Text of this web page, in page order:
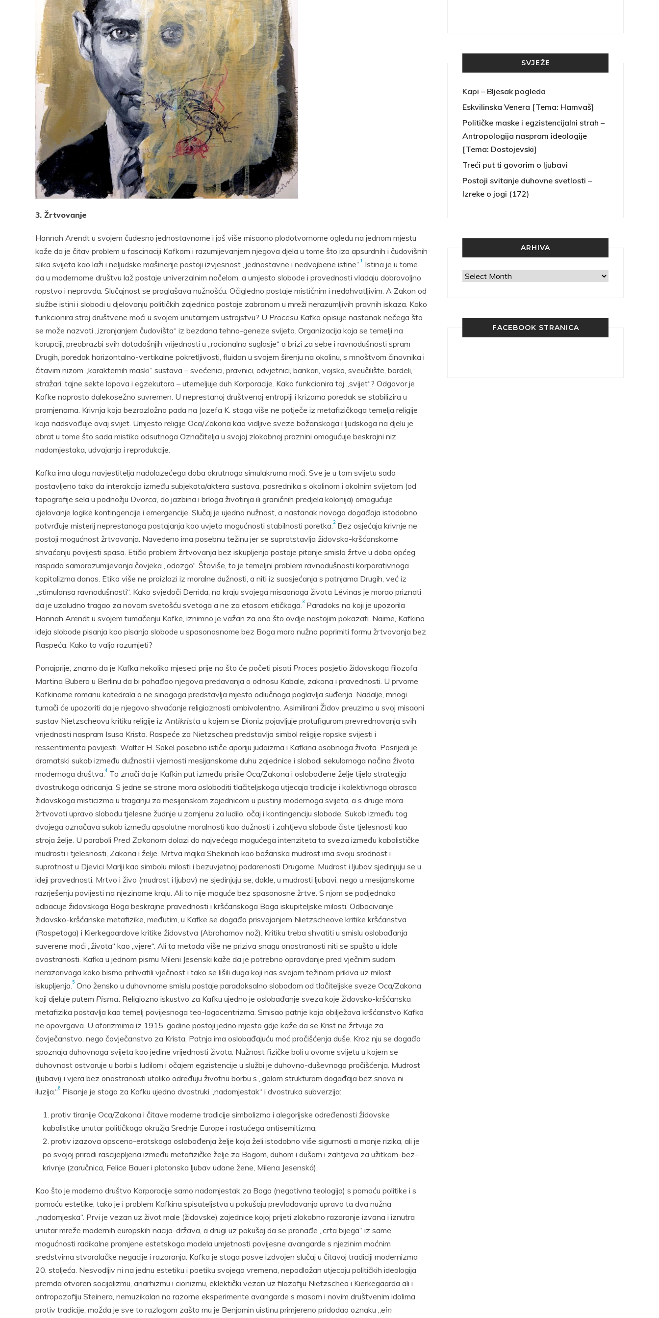
3. Žrtvovanje
Hannah Arendt u svojem čudesno jednostavnome i još više misaono plodotvornome ogledu na jednom mjestu
kaže da je čitav problem u fascinaciji Kafkom i razumijevanjem njegova djela u tome što iza apsurdnih i čudovišnih
slika svijeta kao laži i neljudske mašinerije postoji izvjesnost „jednostavne i nedvojbene istine“.1
Istina je u tome
da u modernome društvu laž postaje univerzalnim načelom, a umjesto slobode i pravednosti vladaju dobrovoljno
ropstvo i nepravda. Slučajnost se proglašava nužnošću. Očigledno postaje mističnim i nedohvatljivim. A Zakon od
službe istini i slobodi u djelovanju političkih zajednica postaje zabranom u mreži nerazumljivih pravnih iskaza. Kako
funkcionira stroj društvene moći u svojem unutarnjem ustrojstvu? U Procesu Kafka opisuje nastanak nečega što
se može nazvati „izranjanjem čudovišta“ iz bezdana tehno-geneze svijeta. Organizacija koja se temelji na
korupciji, preobrazbi svih dotadašnjih vrijednosti u „racionalno suglasje“ o brizi za sebe i ravnodušnosti spram
Drugih, poredak horizontalno-vertikalne pokretljivosti, fluidan u svojem širenju na okolinu, s mnoštvom činovnika i
čitavim nizom „karakternih maski“ sustava – svećenici, pravnici, odvjetnici, bankari, vojska, sveučilište, bordeli,
stražari, tajne sekte lopova i egzekutora – utemeljuje duh Korporacije. Kako funkcionira taj „svijet“? Odgovor je
Kafke naprosto dalekosežno suvremen. U neprestanoj društvenoj entropiji i krizama poredak se stabilizira u
promjenama. Krivnja koja bezrazložno pada na Jozefa K. stoga više ne potječe iz metafizičkoga temelja religije
koja nadsvođuje ovaj svijet. Umjesto religije Oca/Zakona kao vidljive sveze božanskoga i ljudskoga na djelu je
obrat u tome što sada mistika odsutnoga Označitelja u svojoj zlokobnoj praznini omogućuje beskrajni niz
nadomjestaka, udvajanja i reprodukcije.
Kafka ima ulogu navjestitelja nadolazećega doba okrutnoga simulakruma moći. Sve je u tom svijetu sada
postavljeno tako da interakcija između subjekata/aktera sustava, posrednika s okolinom i okolnim svijetom (od
topografije sela u podnožju Dvorca, do jazbina i brloga životinja ili graničnih predjela kolonija) omogućuje
djelovanje logike kontingencije i emergencije. Slučaj je ujedno nužnost, a nastanak novoga događaja istodobno
potvrđuje misterij neprestanoga postajanja kao uvjeta mogućnosti stabilnosti poretka.2Bez osjećaja krivnje ne
postoji mogućnost žrtvovanja. Navedeno ima posebnu težinu jer se suprotstavlja židovsko-kršćanskome
shvaćanju povijesti spasa. Etički problem žrtvovanja bez iskupljenja postaje pitanje smisla žrtve u doba općeg
raspada samorazumijevanja čovjeka „odozgo“. Štoviše, to je temeljni problem ravnodušnosti korporativnoga
kapitalizma danas. Etika više ne proizlazi iz moralne dužnosti, a niti iz suosjećanja s patnjama Drugih, već iz
„stimulansa ravnodušnosti“. Kako svjedoči Derrida, na kraju svojega misaonoga života Lévinas je morao priznati
da je uzaludno tragao za novom svetošću svetoga a ne za etosom etičkoga.3 Paradoks na koji je upozorila
Hannah Arendt u svojem tumačenju Kafke, iznimno je važan za ono što ovdje nastojim pokazati. Naime, Kafkina
ideja slobode pisanja kao pisanja slobode u spasonosnome bez Boga mora nužno poprimiti formu žrtvovanja bez
Raspeća. Kako to valja razumjeti?
Ponajprije, znamo da je Kafka nekoliko mjeseci prije no što će početi pisati Proces posjetio židovskoga filozofa
Martina Bubera u Berlinu da bi pohađao njegova predavanja o odnosu Kabale, zakona i pravednosti. U prvome
Kafkinome romanu katedrala a ne sinagoga predstavlja mjesto odlučnoga poglavlja suđenja. Nadalje, mnogi
tumači će upozoriti da je njegovo shvaćanje religioznosti ambivalentno. Asimilirani Židov preuzima u svoj misaoni
sustav Nietzscheovu kritiku religije iz Antikrista u kojem se Dioniz pojavljuje protufigurom prevrednovanja svih
vrijednosti naspram Isusa Krista. Raspeće za Nietzschea predstavlja simbol religije ropske svijesti i
ressentimenta povijesti. Walter H. Sokel posebno ističe aporiju judaizma i Kafkina osobnoga života. Posrijedi je
dramatski sukob između dužnosti i vjernosti mesijanskome duhu zajednice i slobodi sekularnoga načina života
modernoga društva.4 To znači da je Kafkin put između prisile Oca/Zakona i oslobođene želje tijela strategija
dvostrukoga odricanja. S jedne se strane mora osloboditi tlačiteljskoga utjecaja tradicije i kolektivnoga obrasca
židovskoga misticizma u traganju za mesijanskom zajednicom u pustinji modernoga svijeta, a s druge mora
žrtvovati upravo slobodu tjelesne žudnje u zamjenu za ludilo, očaj i kontingenciju slobode. Sukob između tog
dvojega označava sukob između apsolutne moralnosti kao dužnosti i zahtjeva slobode čiste tjelesnosti kao
stroja želje. U paraboli Pred Zakonom dolazi do najvećega mogućega intenziteta ta sveza između kabalističke
mudrosti i tjelesnosti, Zakona i želje. Mrtva majka Shekinah kao božanska mudrost ima svoju srodnost i
suprotnost u Djevici Mariji kao simbolu milosti i bezuvjetnoj podarenosti Drugome. Mudrost i ljubav sjedinjuju se u
ideji pravednosti. Mrtvo i živo (mudrost i ljubav) ne sjedinjuju se, dakle, u mudrosti ljubavi, nego u mesijanskome
razrješenju povijesti na njezinome kraju. Ali to nije moguće bez spasonosne žrtve. S njom se podjednako
odbacuje židovskoga Boga beskrajne pravednosti i kršćanskoga Boga iskupiteljske milosti. Odbacivanje
židovsko-kršćanske metafizike, međutim, u Kafke se događa prisvajanjem Nietzscheove kritike kršćanstva
(Raspetoga) i Kierkegaardove kritike židovstva (Abrahamov nož). Kritiku treba shvatiti u smislu oslobađanja
suverene moći „života“ kao „vjere“. Ali ta metoda više ne priziva snagu onostranosti niti se spušta u idole
ovostranosti. Kafka u jednom pismu Mileni Jesenski kaže da je potrebno opravdanje pred vječnim sudom
nerazorivoga kako bismo prihvatili vječnost i tako se lišili duga koji nas svojom težinom prikiva uz milost
iskupljenja.5 Ono žensko u duhovnome smislu postaje paradoksalno slobodom od tlačiteljske sveze Oca/Zakona
koji djeluje putem Pisma. Religiozno iskustvo za Kafku ujedno je oslobađanje sveza koje židovsko-kršćanska
metafizika postavlja kao temelj povijesnoga teo-logocentrizma. Smisao patnje koja obilježava kršćanstvo Kafka
ne opovrgava. U aforizmima iz 1915. godine postoji jedno mjesto gdje kaže da se Krist ne žrtvuje za
čovječanstvo, nego čovječanstvo za Krista. Patnja ima oslobađajuću moć pročišćenja duše. Kroz nju se događa
spoznaja duhovnoga svijeta kao jedine vrijednosti života. Nužnost fizičke boli u ovome svijetu u kojem se
duhovnost ostvaruje u borbi s ludilom i očajem egzistencije u službi je duhovno-duševnoga pročišćenja. Mudrost
(ljubavi) i vjera bez onostranosti utoliko određuju životnu borbu s „golom strukturom događaja bez snova ni
iluzija.“6 Pisanje je stoga za Kafku ujedno dvostruki „nadomjestak“ i dvostruka subverzija:
protiv tiranije Oca/Zakona i čitave moderne tradicije simbolizma i alegorijske određenosti židovske
kabalistike unutar političkoga okružja Srednje Europe i rastućega antisemitizma;
protiv izazova opsceno-erotskoga oslobođenja želje koja želi istodobno više sigurnosti a manje rizika, ali je
po svojoj prirodi rascijepljena između metafizičke želje za Bogom, duhom i dušom i zahtjeva za užitkom-bez-
krivnje (zaručnica, Felice Bauer i platonska ljubav udane žene, Milena Jesenská).
Kao što je moderno društvo Korporacije samo nadomjestak za Boga (negativna teologija) s pomoću politike i s
pomoću estetike, tako je i problem Kafkina spisateljstva u pokušaju prevladavanja upravo ta dva nužna
„nadomjeska“. Prvi je vezan uz život male (židovske) zajednice kojoj prijeti zlokobno razaranje izvana i iznutra
unutar mreže modernih europskih nacija-država, a drugi uz pokušaj da se pronađe „crta bijega“ iz same
mogućnosti radikalne promjene estetskoga modela umjetnosti povijesne avangarde s njezinim moćnim
sredstvima stvaralačke negacije i razaranja. Kafka je stoga posve izdvojen slučaj u čitavoj tradiciji modernizma
20. stoljeća. Nesvodljiv ni na jednu estetiku i poetiku svojega vremena, nepodložan utjecaju političkih ideologija
premda otvoren socijalizmu, anarhizmu i cionizmu, eklektički vezan uz filozofiju Nietzschea i Kierkegaarda ali i
antropozofiju Steinera, nemuzikalan na razorne eksperimente avangarde s masom i novim društvenim idolima
protiv tradicije, možda je sve to razlogom zašto mu je Benjamin uistinu primjereno pridodao oznaku „ein
Pocket
Email Print
SVJEŽE
Kapi – Bljesak pogleda
Eskvilinska Venera [Tema: Hamvaš]
Političke maske i egzistencijalni strah –
Antropologija naspram ideologije
[Tema: Dostojevski]
Treći put ti govorim o ljubavi
Postoji svitanje duhovne svetlosti –
Izreke o jogi (172)
ARHIVA
Arhiva
FACEBOOK STRANICA